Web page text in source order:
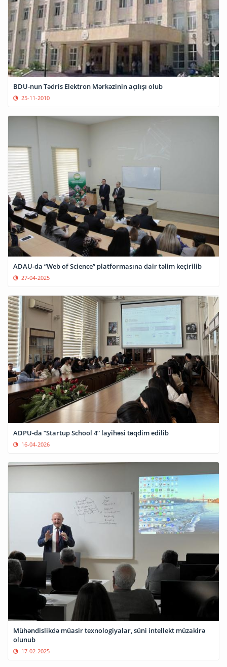
BDU-nun Tədris Elektron Mərkəzinin açılışı olub
25-11-2010
ADAU-da “Web of Science” platformasına dair təlim keçirilib
27-04-2025
ADPU-da “Startup School 4” layihəsi təqdim edilib
16-04-2026
Mühəndislikdə müasir texnologiyalar, süni intellekt müzakirə
olunub
17-02-2025